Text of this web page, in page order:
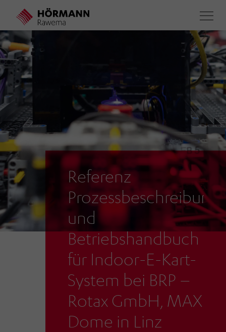
Direkt
Inhalt
Referenz
Prozessbeschreibung
und
Betriebshandbuch
für Indoor-E-Kart-
System bei BRP –
Rotax GmbH, MAX
Dome in Linz